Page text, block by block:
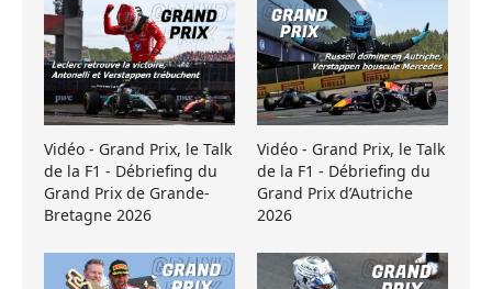
Vidéo - Grand Prix, le Talk
de la F1 - Débriefing du
Grand Prix de Grande-
Bretagne 2026
Vidéo - Grand Prix, le Talk
de la F1 - Débriefing du
Grand Prix d’Autriche
2026